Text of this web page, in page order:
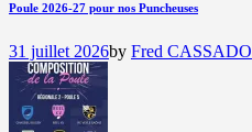
Poule 2026-27 pour nos Puncheuses
31 juillet 2026by Fred CASSADO